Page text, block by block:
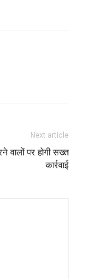
Next article
वालों पर होगी सख्त
कार्रवाई